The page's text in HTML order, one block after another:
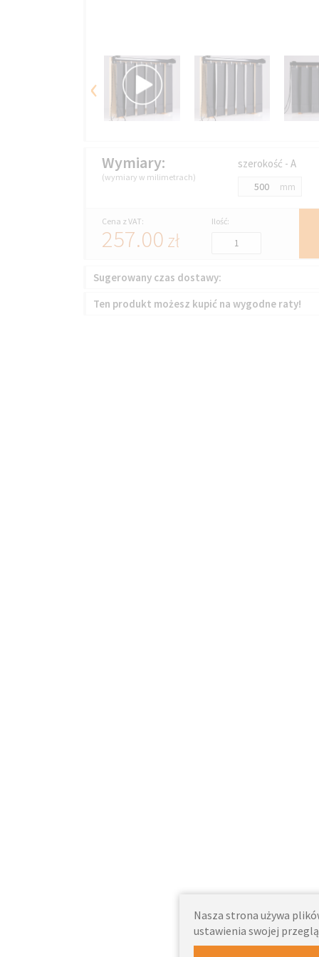
‹
Wymiary:
(wymiary w milimetrach)
szerokość - A
mm
Cena z VAT:
257.00 zł
Ilość:
Sugerowany czas dostawy:
Ten produkt możesz kupić na wygodne raty!
Nasza strona używa
ustawienia swojej